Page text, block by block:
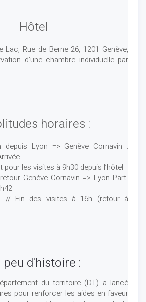
Hôtel
Lac, Rue de Berne 26, 1201 Genève,
d’une chambre individuelle par
horaires :
depuis Lyon => Genève Cornavin :
pour les visites à 9h30 depuis l’hôtel
Genève Cornavin => Lyon Part-
// Fin des visites à 16h (retour à
peu d'histoire :
du territoire (DT) a lancé
pour renforcer les aides en faveur